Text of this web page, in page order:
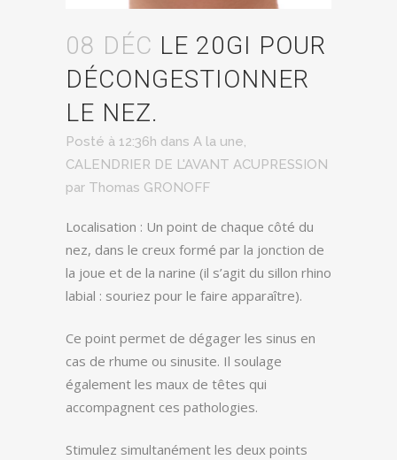
08 DÉC LE 20GI POUR
DÉCONGESTIONNER
LE NEZ.
Posté à 12:36h dans A la une,
CALENDRIER DE L'AVANT ACUPRESSION
par Thomas GRONOFF
Localisation : Un point de chaque côté du
nez, dans le creux formé par la jonction de
la joue et de la narine (il s’agit du sillon rhino
labial : souriez pour le faire apparaître).
Ce point permet de dégager les sinus en
cas de rhume ou sinusite. Il soulage
également les maux de têtes qui
accompagnent ces pathologies.
Stimulez simultanément les deux points